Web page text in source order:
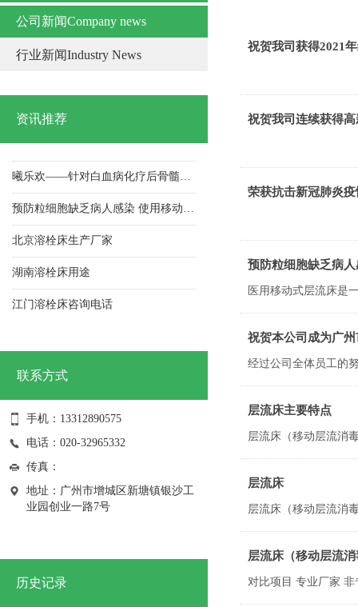
公司新闻Company news
行业新闻Industry News
资讯推荐
北京溶栓床生产厂家
湖南溶栓床用途
江门溶栓床咨询电话
荣获抗击新冠肺炎疫情先进单位
曦乐欢——针对白血病化疗后骨髓抑制期病人，层流床的使用与护理！
联系方式
手机：13312890575
电话：020-32965332
传真：
地址：广州市增城区新塘镇银沙工
业园创业一路7号
历史记录
祝贺我司获得2021
祝贺我司连续获得
荣获抗击新冠肺炎
预防粒细胞缺乏病
祝贺本公司成为广
层流床主要特点
层流床
层流床（移动层流
对比项目 专业厂家